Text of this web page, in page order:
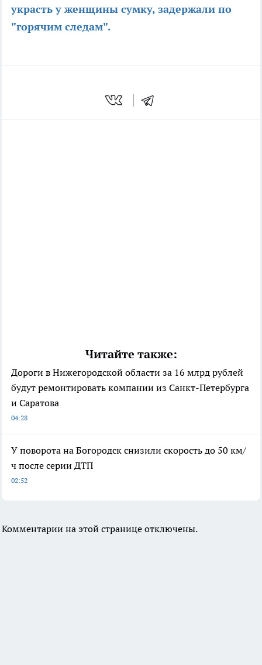
украсть у женщины сумку, задержали по
"горячим следам".
Читайте также:
Дороги в Нижегородской области за 16 млрд рублей
будут ремонтировать компании из Санкт-Петербурга
и Саратова
04:28
У поворота на Богородск снизили скорость до 50 км/
ч после серии ДТП
02:52
Комментарии на этой странице отключены.